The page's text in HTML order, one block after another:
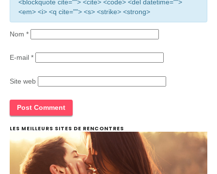
<blockquote cite=""> <cite> <code> <del datetime="">
<em> <i> <q cite=""> <s> <strike> <strong>
Nom *
E-mail *
Site web
LES MEILLEURS SITES DE RENCONTRES